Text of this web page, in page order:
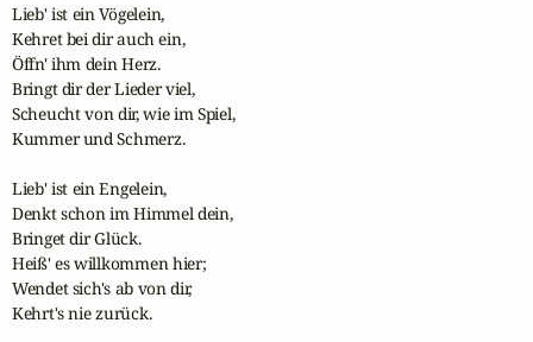
Lieb' ist ein Vögelein,
Kehret bei dir auch ein,
Öffn' ihm dein Herz.
Bringt dir der Lieder viel,
Scheucht von dir, wie im Spiel,
Kummer und Schmerz.
Lieb' ist ein Engelein,
Denkt schon im Himmel dein,
Bringet dir Glück.
Heiß' es willkommen hier;
Wendet sich's ab von dir,
Kehrt's nie zurück.